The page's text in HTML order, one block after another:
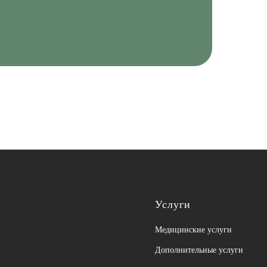
Услуги
Медицинские услуги
Дополнительные услуги